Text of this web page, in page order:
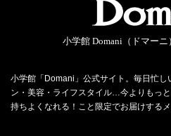
小学館 Domani（ドマーニ
小学館「Domani」公式サイト。毎日忙し
ン・美容・ライフスタイル…今よりもっ
持ちよくなれる！こと限定でお届けするメ